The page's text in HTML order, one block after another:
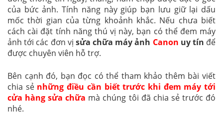
của bức ảnh. Tính năng này giúp bạn lưu giữ lại dấu
mốc thời gian của từng khoảnh khắc. Nếu chưa biết
cách cài đặt tính năng thú vị này, bạn có thể đem máy
ảnh tới các đơn vị sửa chữa máy ảnh Canon uy tín để
được chuyên viên hỗ trợ.
Bên cạnh đó, bạn đọc có thể tham khảo thêm bài viết
chia sẻ những điều cần biết trước khi đem máy tới
cửa hàng sửa chữa mà chúng tôi đã chia sẻ trước đó
nhé.